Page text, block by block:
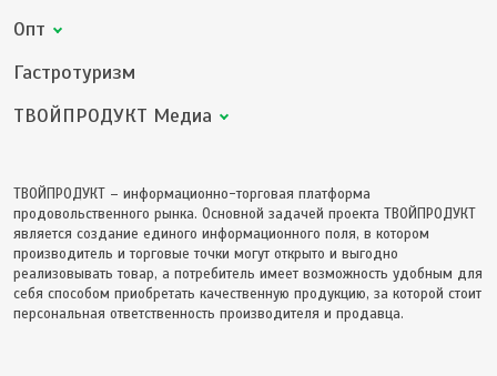
Опт
Гастротуризм
ТВОЙПРОДУКТ Медиа
ТВОЙПРОДУКТ – информационно-торговая платформа
продовольственного рынка. Основной задачей проекта ТВОЙПРОДУКТ
является создание единого информационного поля, в котором
производитель и торговые точки могут открыто и выгодно
реализовывать товар, а потребитель имеет возможность удобным для
себя способом приобретать качественную продукцию, за которой стоит
персональная ответственность производителя и продавца.